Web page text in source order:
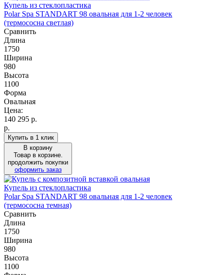
Купель из стеклопластика
Polar Spa STANDART 98 овальная для 1-2 человек
(термососна светлая)
Сравнить
Длина
1750
Ширина
980
Высота
1100
Форма
Овальная
Цена:
140 295 р.
р.
Купить в 1 клик
В корзину
Товар в корзине.
продолжить покупки
оформить заказ
Купель из стеклопластика
Polar Spa STANDART 98 овальная для 1-2 человек
(термососна темная)
Сравнить
Длина
1750
Ширина
980
Высота
1100